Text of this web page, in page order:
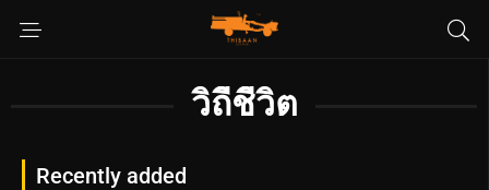
วิถีชีวิต
Recently added